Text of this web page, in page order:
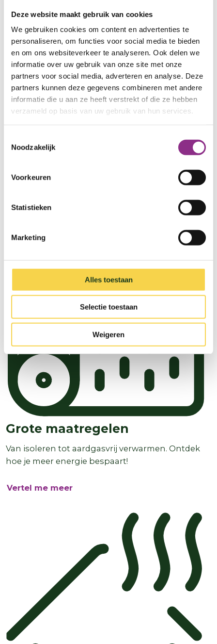
Deze website maakt gebruik van cookies
We gebruiken cookies om content en advertenties te
personaliseren, om functies voor social media te bieden
en om ons websiteverkeer te analyseren. Ook delen we
informatie over uw gebruik van onze site met onze
partners voor social media, adverteren en analyse. Deze
partners kunnen deze gegevens combineren met andere
informatie die u aan ze heeft verstrekt of die ze hebben
verzameld op basis van uw gebruik van hun services.
Noodzakelijk
Voorkeuren
Statistieken
Marketing
Alles toestaan
Selectie toestaan
Weigeren
Grote maatregelen
Van isoleren tot aardgasvrij verwarmen. Ontdek
hoe je meer energie bespaart!
Vertel me meer